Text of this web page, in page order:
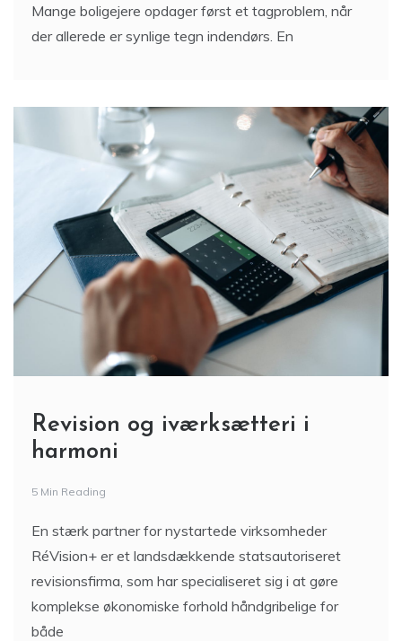
Mange boligejere opdager først et tagproblem, når
der allerede er synlige tegn indendørs. En
Revision og iværksætteri i
harmoni
5 Min Reading
En stærk partner for nystartede virksomheder
RéVision+ er et landsdækkende statsautoriseret
revisionsfirma, som har specialiseret sig i at gøre
komplekse økonomiske forhold håndgribelige for
både